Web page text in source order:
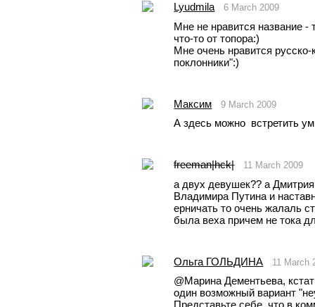
Lyudmila 6 March 2009
Мне не нравится название
что-то от топора:)
Мне очень нравится
поклонники":)
Максим 9 March 2009
А здесь можно  встретить
freeman|hck| 11 March 2009
а двух девушек?? а
Владимира Путина и
ерничать то очень жалаль
была веха причем не тока
Oльга ГОЛЬДИНА 11 March
@Марина Дементьева,
один возможный вариант
Представьте себе, что в